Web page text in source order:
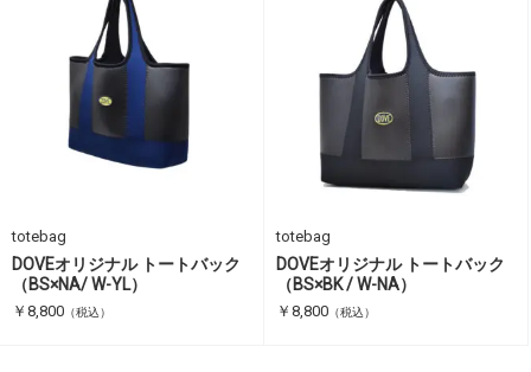
totebag
DOVEオリジナル トートバック
（BS×NA/ W-YL）
￥8,800 （税込）
totebag
DOVEオリジナル トートバック
（BS×BK / W-NA）
￥8,800 （税込）